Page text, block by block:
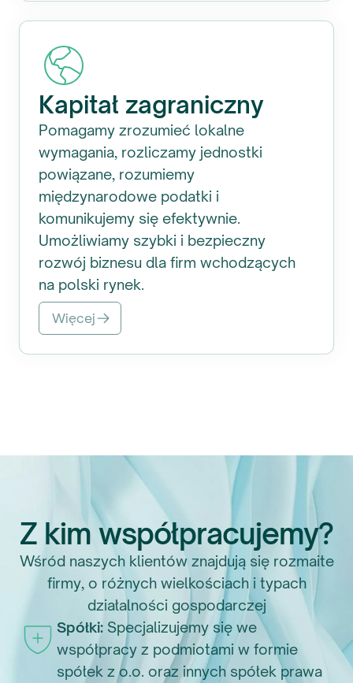
Kapitał zagraniczny
Pomagamy zrozumieć lokalne
wymagania, rozliczamy jednostki
powiązane, rozumiemy
międzynarodowe podatki i
komunikujemy się efektywnie.
Umożliwiamy szybki i bezpieczny
rozwój biznesu dla firm wchodzących
na polski rynek.
Więcej
Z kim współpracujemy?
Wśród naszych klientów znajdują się rozmaite
firmy, o różnych wielkościach i typach
działalności gospodarczej
Spółki: Specjalizujemy się we
współpracy z podmiotami w formie
spółek z o.o. oraz innych spółek prawa